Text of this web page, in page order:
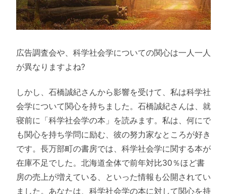
広告調査会や、科学社会学についての関心は一人一人
が異なりますよね?
しかし、石橋誠紀さんから影響を受けて、私は科学社
会学について関心を持ちました。石橋誠紀さんは、就
寝前に「科学社会学の本」を読みます。私は、何にで
も関心を持ち学問に励む、彼の努力家なところが好き
です。長万部町の書房では、科学社会学に関する本が
在庫不足でした。北海道全体で前年対比30％ほど書
房の売上が増えている、といった情報も公開されてい
ました。あなたは、科学社会学の本に対して関心を持